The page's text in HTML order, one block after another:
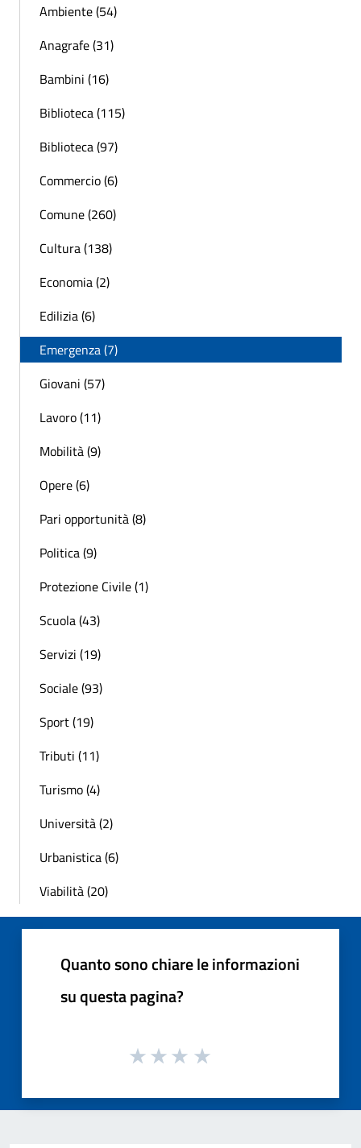
Ambiente (54)
Anagrafe (31)
Bambini (16)
Biblioteca (115)
Biblioteca (97)
Commercio (6)
Comune (260)
Cultura (138)
Economia (2)
Edilizia (6)
Emergenza (7)
Giovani (57)
Lavoro (11)
Mobilità (9)
Opere (6)
Pari opportunità (8)
Politica (9)
Protezione Civile (1)
Scuola (43)
Servizi (19)
Sociale (93)
Sport (19)
Tributi (11)
Turismo (4)
Università (2)
Urbanistica (6)
Viabilità (20)
Quanto sono chiare le informazioni
su questa pagina?